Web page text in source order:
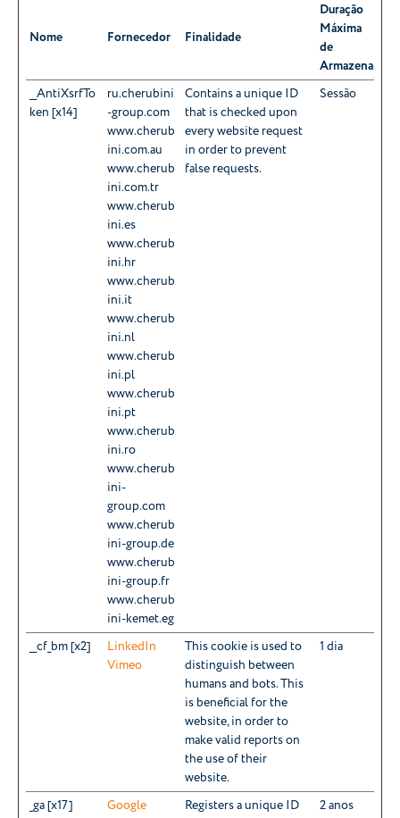
Nome Fornecedor Finalidade
Duração
Máxima
de
__AntiXsrfTo
ken [x14]
ru.cherubini
-group.com
www.cherub
ini.com.au
www.cherub
ini.com.tr
www.cherub
ini.es
www.cherub
ini.hr
www.cherub
ini.it
www.cherub
ini.nl
www.cherub
ini.pl
www.cherub
ini.pt
www.cherub
ini.ro
www.cherub
ini-
group.com
www.cherub
ini-group.de
www.cherub
ini-group.fr
www.cherub
ini-kemet.eg
Contains a unique ID
that is checked upon
every website request
in order to prevent
false requests.
Sessão
__cf_bm [x2]
LinkedIn
Vimeo
This cookie is used to
distinguish between
humans and bots. This
is beneficial for the
website, in order to
make valid reports on
the use of their
website.
1 dia
_ga [x17] Google
Registers a unique ID
2 anos